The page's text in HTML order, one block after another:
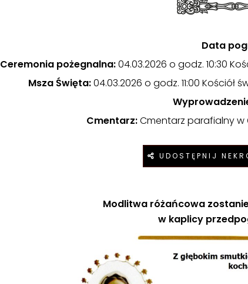
Data
Ceremonia pożegnalna:04.03.2026 o godz. 10:30
Msza Święta:04.03.2026 o godz. 11:00 Kościół
Cmentarz:Cmentarz parafialny w
UDOSTĘPNIJ
Modlitwa różańcowa
w kaplicy